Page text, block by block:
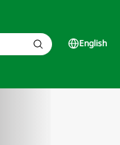
English